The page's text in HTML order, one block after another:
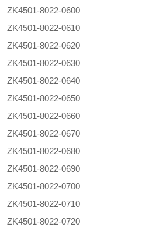
ZK4501-8022-0600
ZK4501-8022-0610
ZK4501-8022-0620
ZK4501-8022-0630
ZK4501-8022-0640
ZK4501-8022-0650
ZK4501-8022-0660
ZK4501-8022-0670
ZK4501-8022-0680
ZK4501-8022-0690
ZK4501-8022-0700
ZK4501-8022-0710
ZK4501-8022-0720